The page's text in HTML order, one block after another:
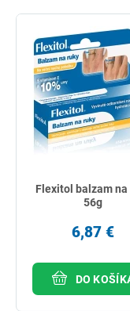
Flexitol balzam na
56g
6,87 €
DO